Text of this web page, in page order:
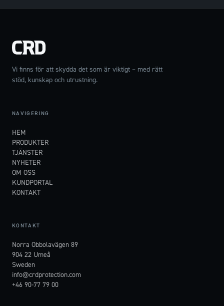
Vi finns för att skydda det som är viktigt – med rätt
stöd, kunskap och utrustning.
NAVIGERING
HEM
PRODUKTER
TJÄNSTER
NYHETER
OM OSS
KUNDPORTAL
KONTAKT
KONTAKT
Norra Obbolavägen 89
904 22 Umeå
Sweden
info@crdprotection.com
+46 90-77 79 00